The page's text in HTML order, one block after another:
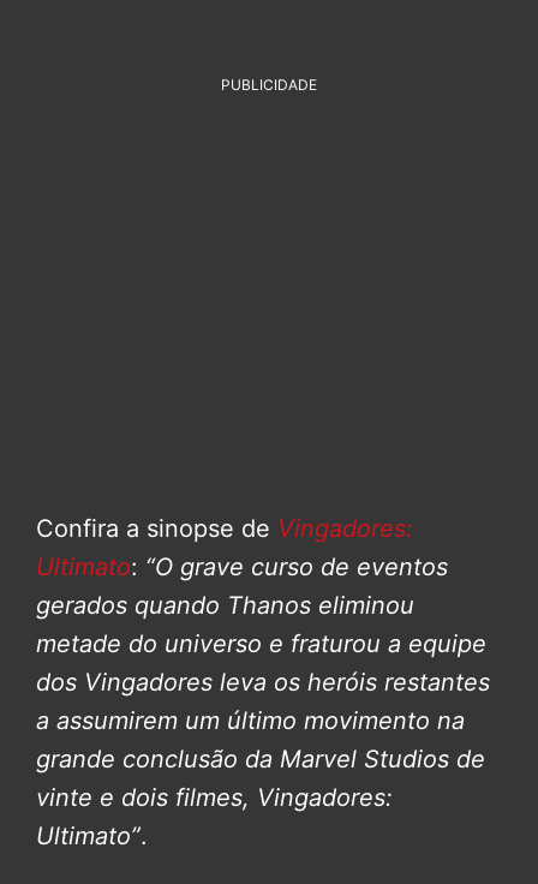
PUBLICIDADE
Confira a sinopse de Vingadores:
Ultimato: “O grave curso de eventos
gerados quando Thanos eliminou
metade do universo e fraturou a equipe
dos Vingadores leva os heróis restantes
a assumirem um último movimento na
grande conclusão da Marvel Studios de
vinte e dois filmes, Vingadores:
Ultimato”.